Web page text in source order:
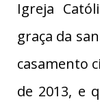
Igreja
graça da
casamento
de 2013, e